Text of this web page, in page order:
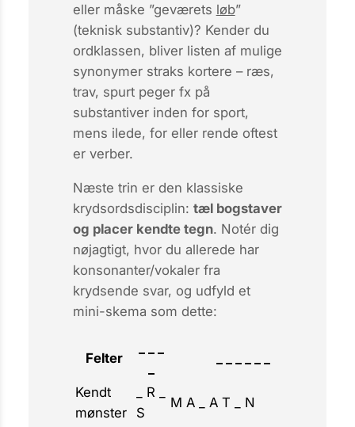
eller måske ”geværets løb”
(teknisk substantiv)? Kender du
ordklassen, bliver listen af mulige
synonymer straks kortere – ræs,
trav, spurtpeger fx på
substantiver inden for sport,
mens ilede, foreller rende oftest
er verber.
Næste trin er den klassiske
kryds­ords­disciplin: tæl bogstaver
og placer kendte tegn. Notér dig
nøjagtigt, hvor du allerede har
konsonanter/vokaler fra
krydsende svar, og udfyld et
mini-skema som dette:
Felter
Kendt
mønster
_ R _
S
M A _ A T _ N